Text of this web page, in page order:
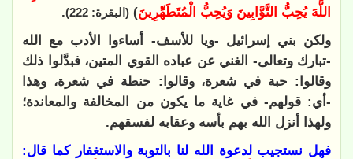
اللَّهَ يُحِبُّ التَّوَّابِينَ وَيُحِبُّ الْمُتَطَهِّرِينَ) (البقرة: 222)
.
ولكن بني إسرائيل -ويا للأسف- أساءوا الأدب مع الله
-تبارك وتعالى- الغني عن عباده القوي المتين، فبدَّلوا ذلك
وقالوا: حبة في شعرة، وقالوا: حنطة في شعرة، وهذا
-أي: قولهم- في غاية ما يكون من المخالفة والمعاندة؛
ولهذا أنزل الله بهم بأسه وعقابه لفسقهم.
فهل نستجيب لدعوة الله لنا بالتوبة والاستغفار كما قال: